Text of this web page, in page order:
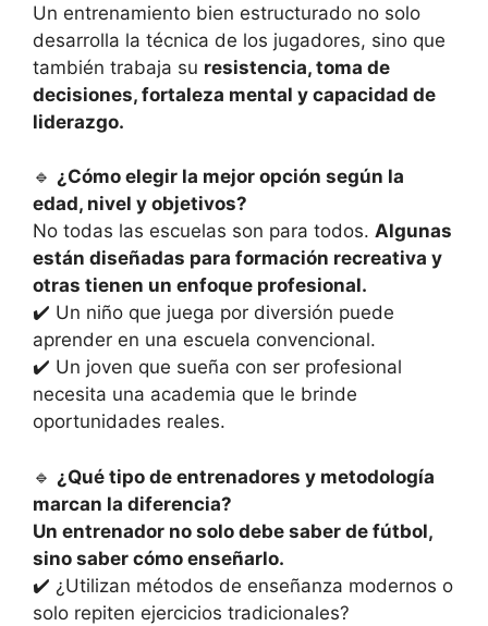
Un entrenamiento bien estructurado no solo
desarrolla la técnica de los jugadores, sino que
también trabaja su resistencia, toma de
decisiones, fortaleza mental y capacidad de
liderazgo.
🔹 ¿Cómo elegir la mejor opción según la
edad, nivel y objetivos?
No todas las escuelas son para todos. Algunas
están diseñadas para formación recreativa y
otras tienen un enfoque profesional.
✔️ Un niño que juega por diversión puede
aprender en una escuela convencional.
✔️ Un joven que sueña con ser profesional
necesita una academia que le brinde
oportunidades reales.
🔹 ¿Qué tipo de entrenadores y metodología
marcan la diferencia?
Un entrenador no solo debe saber de fútbol, ​​
sino saber cómo enseñarlo.
✔️ ¿Utilizan métodos de enseñanza modernos o
solo repiten ejercicios tradicionales?